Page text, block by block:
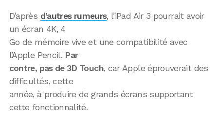
D’après d’autres rumeurs, l’iPad Air 3 pourrait avoir
un écran 4K, 4
Go de mémoire vive et une compatibilité avec
l’Apple Pencil. Par
contre, pas de 3D Touch, car Apple éprouverait des
difficultés, cette
année, à produire de grands écrans supportant
cette fonctionnalité.